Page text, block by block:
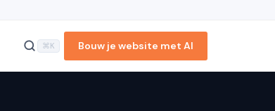
⌘K Bouw je website met AI